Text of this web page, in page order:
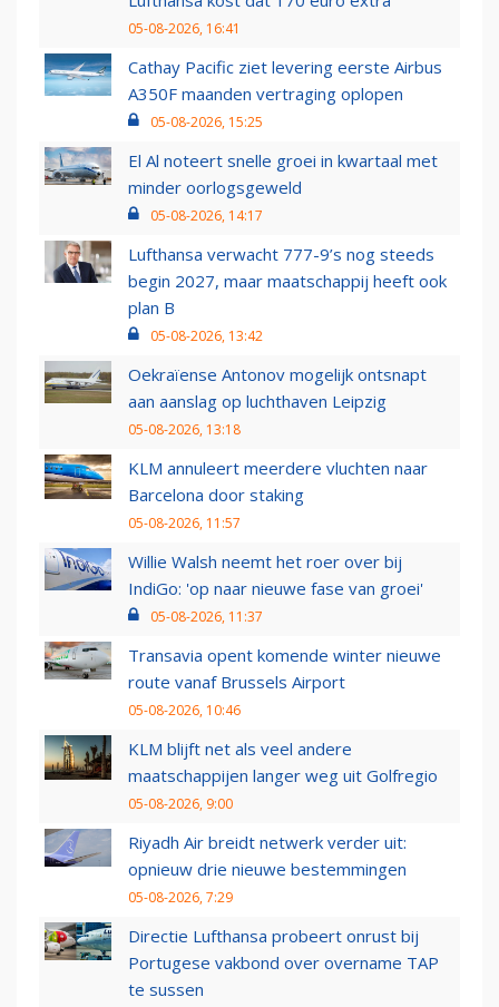
05-08-2026, 16:41
Cathay Pacific ziet levering eerste Airbus
A350F maanden vertraging oplopen
05-08-2026, 15:25
El Al noteert snelle groei in kwartaal met
minder oorlogsgeweld
05-08-2026, 14:17
Lufthansa verwacht 777-9’s nog steeds
begin 2027, maar maatschappij heeft ook
plan B
05-08-2026, 13:42
Oekraïense Antonov mogelijk ontsnapt
aan aanslag op luchthaven Leipzig
05-08-2026, 13:18
KLM annuleert meerdere vluchten naar
Barcelona door staking
05-08-2026, 11:57
Willie Walsh neemt het roer over bij
IndiGo: 'op naar nieuwe fase van groei'
05-08-2026, 11:37
Transavia opent komende winter nieuwe
route vanaf Brussels Airport
05-08-2026, 10:46
KLM blijft net als veel andere
maatschappijen langer weg uit Golfregio
05-08-2026, 9:00
Riyadh Air breidt netwerk verder uit:
opnieuw drie nieuwe bestemmingen
05-08-2026, 7:29
Directie Lufthansa probeert onrust bij
Portugese vakbond over overname TAP
te sussen